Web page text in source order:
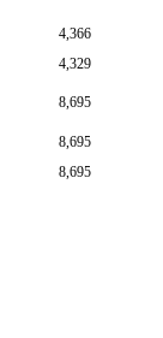
4,366
4,329
8,695
8,695
8,695